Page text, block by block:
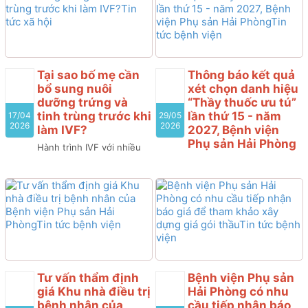
kiến: Mua sắm thuốc
Generic (gồm 02 lô) thuộc
Bệnh viện Phụ Sản năm
2025 (lần 11)
của Bệnh viện Phụ
Sản Hải Phòng”
Bệnh viện Phụ sản Hải
nhận báo giá để tham
khảo xây dựng giá gói
thầu, làm cơ sở tổ chức
lựa chọn nhà thầu cho gói
thầu “Kiểm tra, bảo dưỡng
định kỳ hệ thống thiết bị
và phương tiện phòng
nạn, cứu hộ thuộc các tòa
nhà của Bệnh viện Phụ
Sản Hải Phòng”
17/04
2026
Tại sao bố mẹ cần
bổ sung nuôi
dưỡng trứng và
tinh trùng trước khi
làm IVF?
Hành trình IVF với nhiều
phòng khám, một toa
thuốc kích trứng và lịch
hẹn chọc hút. Quy trình
diễn ra thiếu lộ trình bài
lên đến 60-70%. Việc bổ
sung nuôi dưỡng trứng và
tinh trùng trước khi làm
29/05
2026
Thông báo kết quả
xét chọn danh hiệu
“Thầy thuốc ưu tú”
lần thứ 15 - năm
2027, Bệnh viện
Phụ sản Hải Phòng
thuốc ưu tú” lần thứ 15,
Bệnh viện Phụ sản Hải
Phòng thông báo kết quả
xét chọn như sau:
Tư vấn thẩm định
giá Khu nhà điều trị
bệnh nhân của
Bệnh viện Phụ sản
Hải Phòng có nhu
cầu tiếp nhận báo